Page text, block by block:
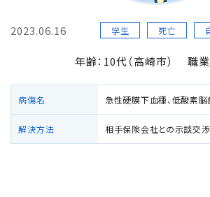
過失割合・過失相殺
後遺障害の逸失利益
介護費用
2023.06.16 学生 死亡
年齢：10代（高崎市） 職
病傷名 急性硬膜下血種、低酸素脳
解決方法 相手保険会社との示談交渉